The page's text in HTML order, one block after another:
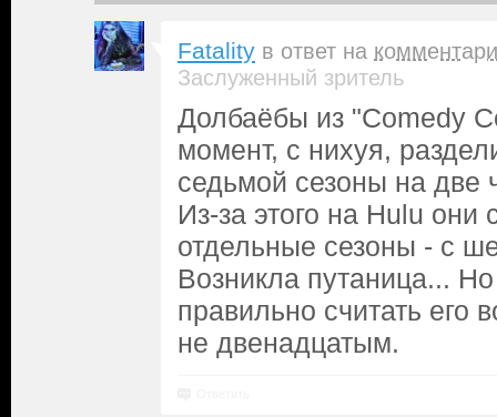
Fatality в ответ на
Заслуженный зритель
Долбаёбы из "Comedy
момент, с нихуя,
седьмой сезоны на две
Из-за этого на Hulu они
отдельные сезоны - с
Возникла путаница...
правильно считать его
не двенадцатым.